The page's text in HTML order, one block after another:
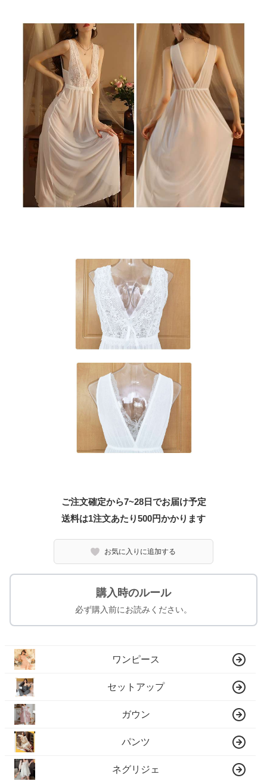
ご注文確定から7~28日でお届け予定
送料は1注文あたり500円かかります
お気に入りに追加する
購入時のルール
必ず購入前にお読みください。
ワンピース
セットアップ
ガウン
パンツ
ネグリジェ